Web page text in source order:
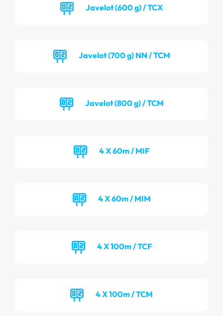
Javelot (600 g) / TCX
Javelot (700 g) NN / TCM
Javelot (800 g) / TCM
4 X 60m / MIF
4 X 60m / MIM
4 X 100m / TCF
4 X 100m / TCM